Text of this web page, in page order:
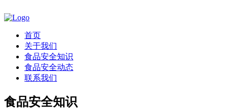
首页
关于我们
食品安全知识
食品安全动态
联系我们
食品安全知识